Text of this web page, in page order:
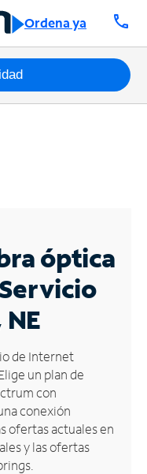
Ordena ya call
óptica
Servicio
de Internet
un plan de
con
conexión
ofertas actuales en
y las ofertas